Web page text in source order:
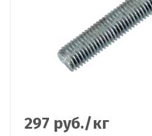
297 руб./кг